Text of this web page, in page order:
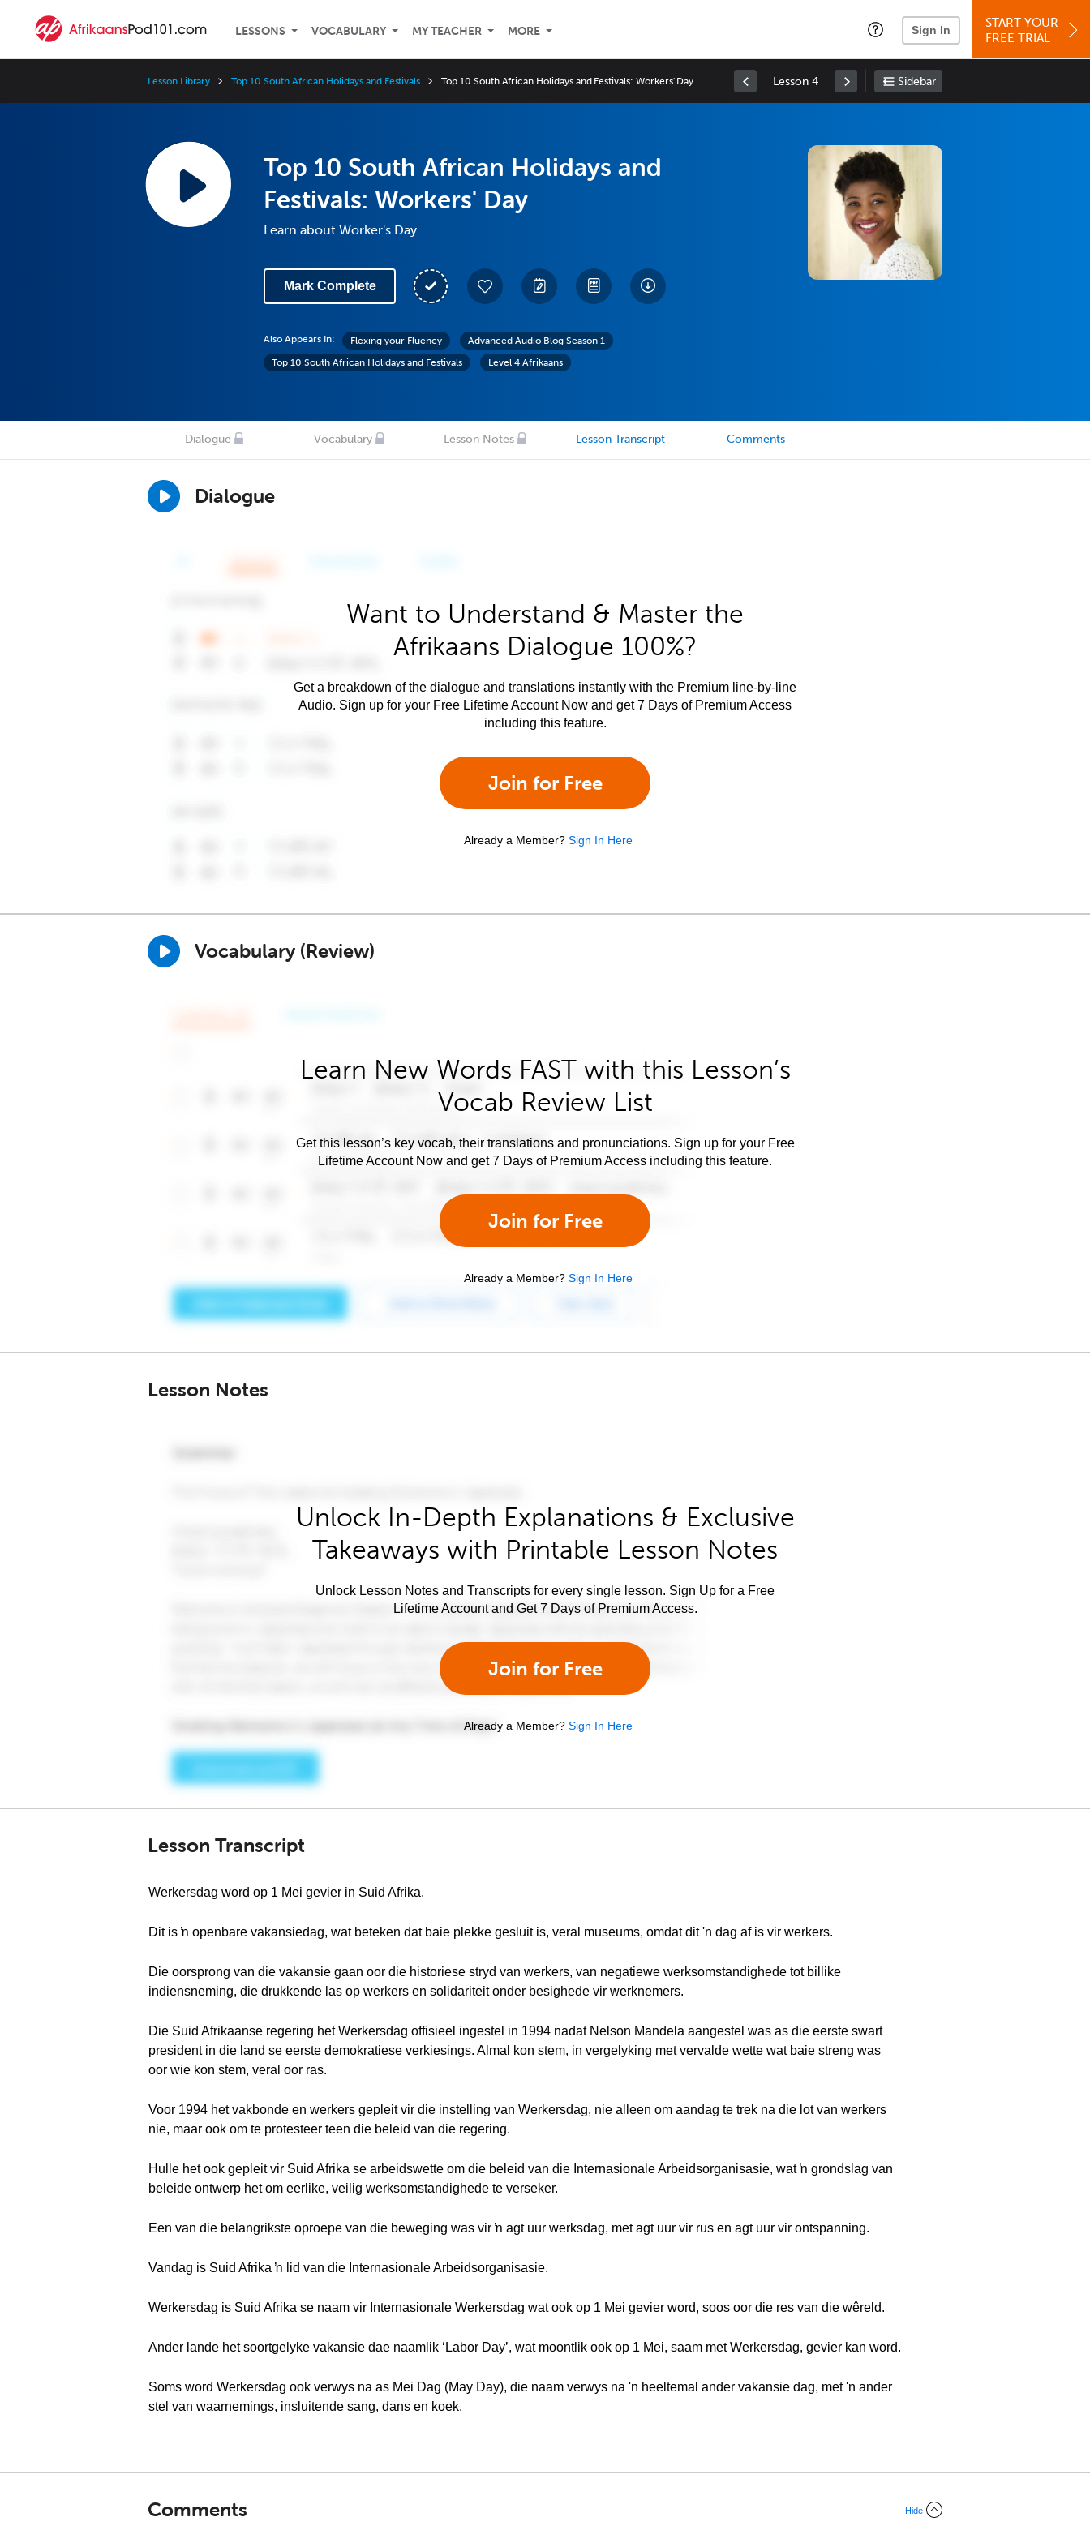
LESSONS VOCABULARY MY TEACHER MORE Sign In
START YOUR
FREE TRIAL
Lesson Library Top 10 South African Holidays and Festivals Top 10 South African Holidays and Festivals: Workers' Day Lesson 4 Sidebar
Top 10 South African Holidays and
Festivals: Workers' Day
Learn about Worker's Day
Mark Complete
Also Appears In: Flexing your Fluency
Advanced Audio Blog Season 1
Top 10 South African Holidays and Festivals
Level 4 Afrikaans
Dialogue Vocabulary Lesson Notes Lesson Transcript Comments
Dialogue
Want to Understand & Master the
Afrikaans Dialogue 100%?
Get a breakdown of the dialogue and translations instantly with the Premium line-by-line
Audio. Sign up for your Free Lifetime Account Now and get 7 Days of Premium Access
including this feature.
Join for Free
Already a Member? Sign In Here
Vocabulary (Review)
Learn New Words FAST with this Lesson’s
Vocab Review List
Get this lesson’s key vocab, their translations and pronunciations. Sign up for your Free
Lifetime Account Now and get 7 Days of Premium Access including this feature.
Join for Free
Already a Member? Sign In Here
Lesson Notes
Unlock In-Depth Explanations & Exclusive
Takeaways with Printable Lesson Notes
Unlock Lesson Notes and Transcripts for every single lesson. Sign Up for a Free
Lifetime Account and Get 7 Days of Premium Access.
Join for Free
Already a Member? Sign In Here
Lesson Transcript
Werkersdag word op 1 Mei gevier in Suid Afrika.
Dit is ŉ openbare vakansiedag, wat beteken dat baie plekke gesluit is, veral museums, omdat dit 'n dag af is vir werkers.
Die oorsprong van die vakansie gaan oor die historiese stryd van werkers, van negatiewe werksomstandighede tot billike
indiensneming, die drukkende las op werkers en solidariteit onder besighede vir werknemers.
Die Suid Afrikaanse regering het Werkersdag offisieel ingestel in 1994 nadat Nelson Mandela aangestel was as die eerste swart
president in die land se eerste demokratiese verkiesings. Almal kon stem, in vergelyking met vervalde wette wat baie streng was
oor wie kon stem, veral oor ras.
Voor 1994 het vakbonde en werkers gepleit vir die instelling van Werkersdag, nie alleen om aandag te trek na die lot van werkers
nie, maar ook om te protesteer teen die beleid van die regering.
Hulle het ook gepleit vir Suid Afrika se arbeidswette om die beleid van die Internasionale Arbeidsorganisasie, wat ŉ grondslag van
beleide ontwerp het om eerlike, veilig werksomstandighede te verseker.
Een van die belangrikste oproepe van die beweging was vir ŉ agt uur werksdag, met agt uur vir rus en agt uur vir ontspanning.
Vandag is Suid Afrika ŉ lid van die Internasionale Arbeidsorganisasie.
Werkersdag is Suid Afrika se naam vir Internasionale Werkersdag wat ook op 1 Mei gevier word, soos oor die res van die wêreld.
Ander lande het soortgelyke vakansie dae naamlik ‘Labor Day’, wat moontlik ook op 1 Mei, saam met Werkersdag, gevier kan word.
Soms word Werkersdag ook verwys na as Mei Dag (May Day), die naam verwys na 'n heeltemal ander vakansie dag, met 'n ander
stel van waarnemings, insluitende sang, dans en koek.
Comments Hide